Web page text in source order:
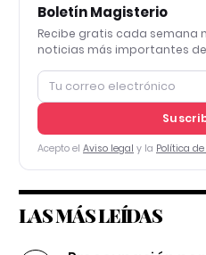
Boletín Magisterio
Recibe gratis cada semana
noticias más importantes
Acepto el Aviso legal y la Política
LAS MÁS LEÍDAS